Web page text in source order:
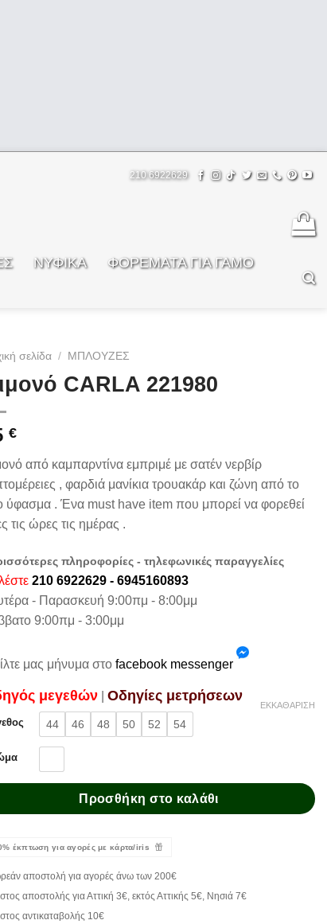
210 6922629
ΝΥΦΙΚΑ
ΦOΡΕΜΑΤΑ ΓΙΑ ΓΑΜΟ
σελίδα / ΜΠΛΟΥΖΕΣ
CARLA 221980
€
από καμπαρντίνα εμπριμέ με σατέν νερβίρ
, φαρδιά μανίκια τρουακάρ και ζώνη από το
ύφασμα . Ένα must have item που μπορεί να φορεθεί
τις ώρες τις ημέρας .
πληροφορίες - τηλεφωνικές παραγγελίες
210 6922629 - 6945160893
- Παρασκευή 9:00πμ - 8:00μμ
9:00πμ - 3:00μμ
μας μήνυμα στο facebook messenger
μεγεθών Oδηγίες μετρήσεων
44 46 48 50 52 54
ΕΚΚΑΘΆΡΙΣΗ
Προσθήκη στο καλάθι
έκπτωση για αγορές με κάρτα/iris
αποστολή για αγορές άνω των 200€
αποστολής για Αττική 3€, εκτός Αττικής 5€, Νησιά 7€
αντικαταβολής 10€